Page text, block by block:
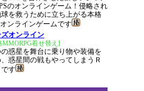
のオンラインゲーム！侵略され
球を救うために立ち上がる本格
ンラインゲームです
ズオンライン
MMORPG着せ替え]
の惑星を舞台に乗り物や装備を
惑星間の戦もやってしまうＲ
です